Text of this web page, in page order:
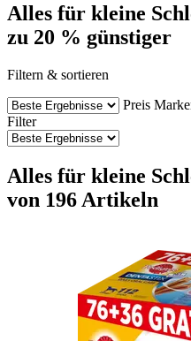
Alles für kleine
zu 20 % günstiger
Filtern & sortieren
Preis
Filter
Alles für kleine
von 196 Artikeln